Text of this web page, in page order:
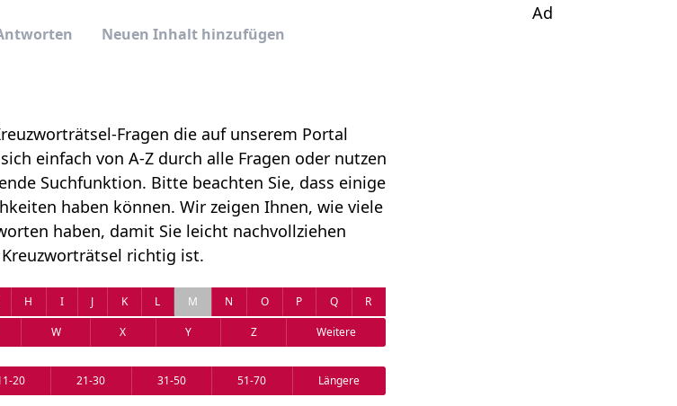
Neuen Inhalt hinzufügen
Ad
Fragen die auf unserem Portal
einfach von A-Z durch alle Fragen oder nutzen
Suchfunktion. Bitte beachten Sie, dass einige
haben können. Wir zeigen Ihnen, wie viele
haben, damit Sie leicht nachvollziehen
richtig ist.
H I J K L M N O P Q
R
W X Y Z Weitere
20 21-30 31-50 51-70 Längere